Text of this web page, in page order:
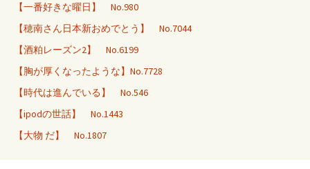
【一番好きな曜日】 No.980
【穂南さん日本新おめでとう】 No.7044
【酒粕レーズン2】 No.6199
【胸が厚くなったような】No.7728
【時代は進んでいる】 No.546
【ipodの世話】 No.1443
【大物 だ】 No.1807